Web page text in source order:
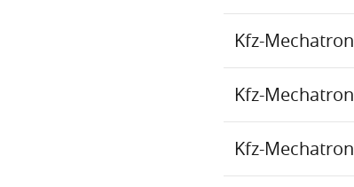
Kfz-
Kfz-
Kfz-